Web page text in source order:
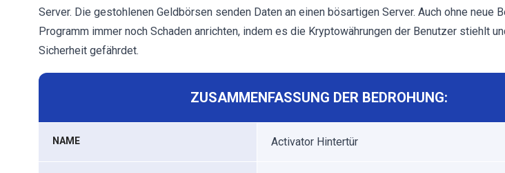
Server. Die gestohlenen Geldbörsen senden Daten an einen bösartigen Server. Auch ohne neue
Programm immer noch Schaden anrichten, indem es die Kryptowährungen der Benutzer stiehlt
Sicherheit gefährdet.
ZUSAMMENFASSUNG DER BEDROHUNG:
NAME Activator Hintertür